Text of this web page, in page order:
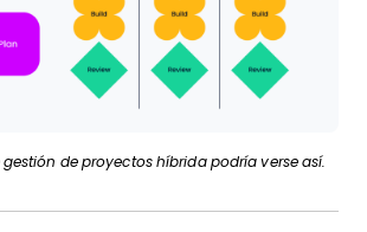
de proyectos híbrida podría verse así.